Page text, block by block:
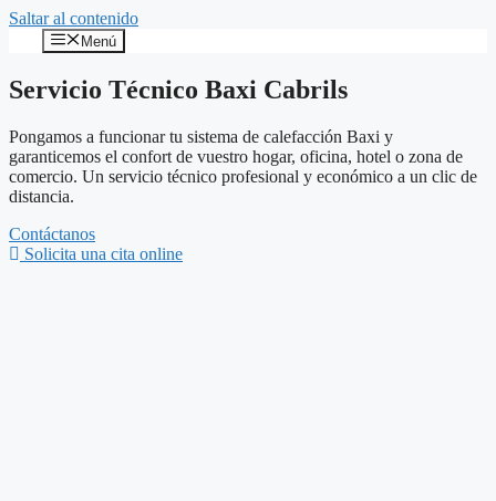
Saltar al contenido
Menú
Servicio Técnico Baxi Cabrils
Pongamos a funcionar tu sistema de calefacción Baxi y
garanticemos el confort de vuestro hogar, oficina, hotel o zona de
comercio. Un servicio técnico profesional y económico a un clic de
distancia.
Contáctanos
Solicita una cita online